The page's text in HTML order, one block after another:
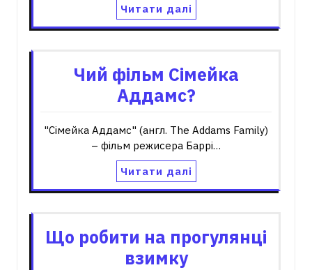
Читати далі
Чий фільм Сімейка
Аддамс?
"Сімейка Аддамс" (англ. The Addams Family)
– фільм режисера Баррі…
Читати далі
Що робити на прогулянці
взимку